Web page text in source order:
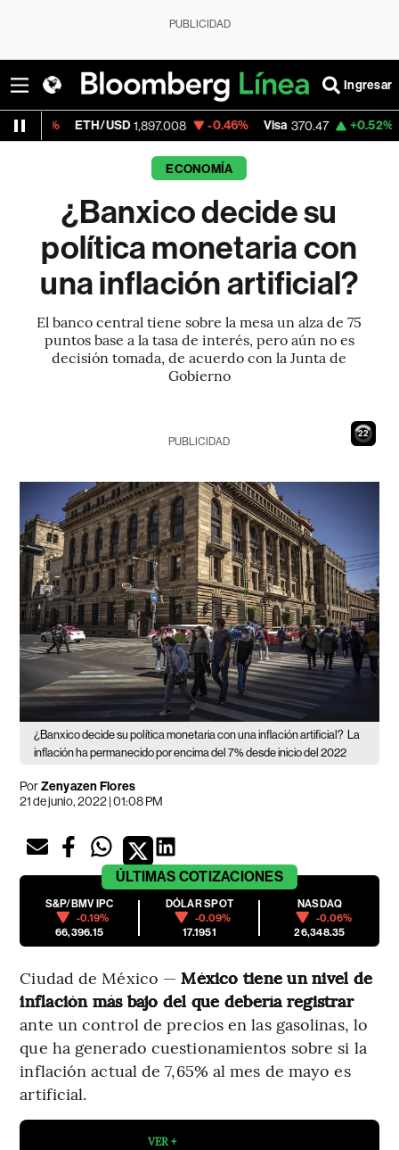
PUBLICIDAD
Ingresar
ETH/USD 1,897.008 -0.46% Visa 370.47 +0.52%
ECONOMÍA
¿Banxico decide su
política monetaria con
una inflación artificial?
El banco central tiene sobre la mesa un alza de 75
puntos base a la tasa de interés, pero aún no es
decisión tomada, de acuerdo con la Junta de
Gobierno
21
PUBLICIDAD
¿Banxico decide su política monetaria con una inflación artificial?
La
inflación ha permanecido por encima del 7% desde inicio del 2022
PorZenyazen Flores
21 de junio, 2022 | 01:08 PM
ÚLTIMAS COTIZACIONES
S&P/BMV IPC
-0.19%
66,396.15
DÓLAR SPOT
-0.09%
17.1951
NASDAQ
-0.06%
26,348.35
Ciudad de México —México tiene un nivel de
inflación más bajo del que debería registrar
ante un control de precios en las gasolinas, lo
que ha generado cuestionamientos sobre si la
inflación actual de 7,65% al mes de mayo es
artificial.
VER +